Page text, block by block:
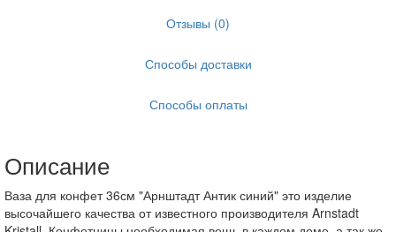
Отзывы (0)
Способы доставки
Способы оплаты
Описание
Ваза для конфет 36см "Арнштадт Антик синий" это изделие
высочайшего качества от известного производителя Arnstadt